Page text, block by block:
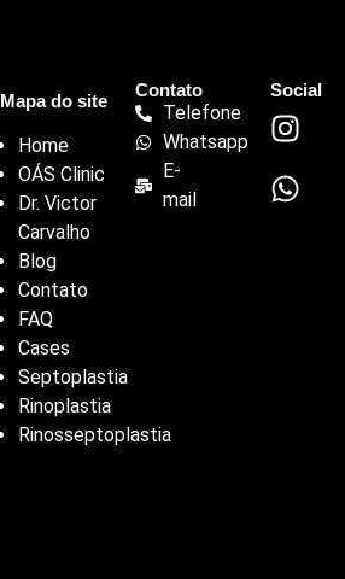
Mapa do site
Home
OÁS Clinic
Dr. Victor
Carvalho
Blog
Contato
FAQ
Cases
Septoplastia
Rinoplastia
Rinosseptoplastia
Contato
Telefone
Whatsapp
E-
mail
Social